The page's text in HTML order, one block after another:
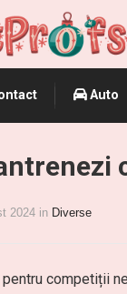
Auto
2024 in Diverse
pentru competiții